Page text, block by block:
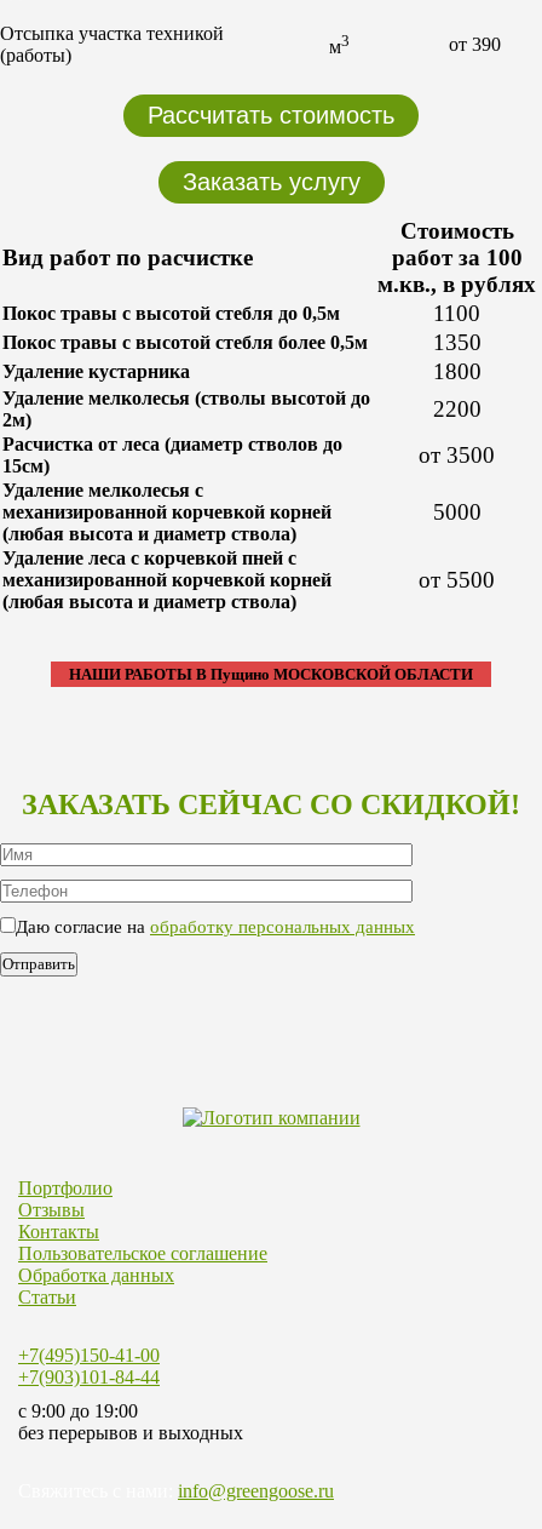
Отсыпка участка техникой
(работы)
м3 от 390
Рассчитать стоимость
Заказать услугу
Вид работ по расчистке
Стоимость
работ за 100
м.кв., в рублях
Покос травы с высотой стебля до 0,5м 1100
Покос травы с высотой стебля более 0,5м 1350
Удаление кустарника 1800
Удаление мелколесья (стволы высотой до
2м)
2200
Расчистка от леса (диаметр стволов до
15см)
от 3500
Удаление мелколесья с
механизированной корчевкой корней
(любая высота и диаметр ствола)
5000
Удаление леса с корчевкой пней с
механизированной корчевкой корней
(любая высота и диаметр ствола)
от 5500
НАШИ РАБОТЫ В Пущино МОСКОВСКОЙ ОБЛАСТИ
ЗАКАЗАТЬ СЕЙЧАС СО СКИДКОЙ!
Даю согласие на обработку персональных данных
Портфолио
Отзывы
Контакты
Пользовательское соглашение
Обработка данных
Статьи
+7(495)150-41-00
+7(903)101-84-44
c 9:00 до 19:00
без перерывов и выходных
info@greengoose.ru